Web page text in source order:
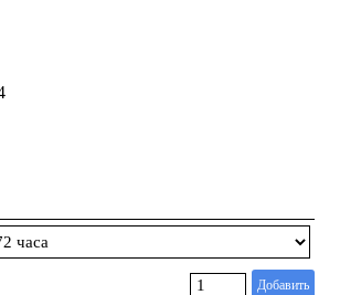
Добавить